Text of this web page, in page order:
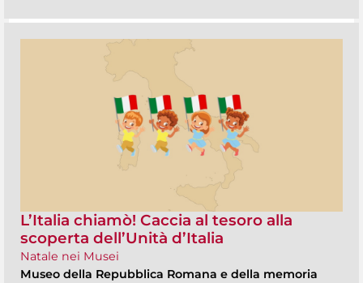
L’Italia chiamò! Caccia al tesoro alla
scoperta dell’Unità d’Italia
Natale nei Musei
Museo della Repubblica Romana e della memoria